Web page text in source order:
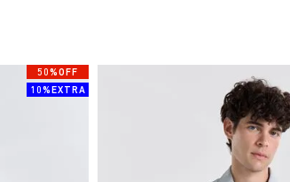
50%OFF
10%EXTRA